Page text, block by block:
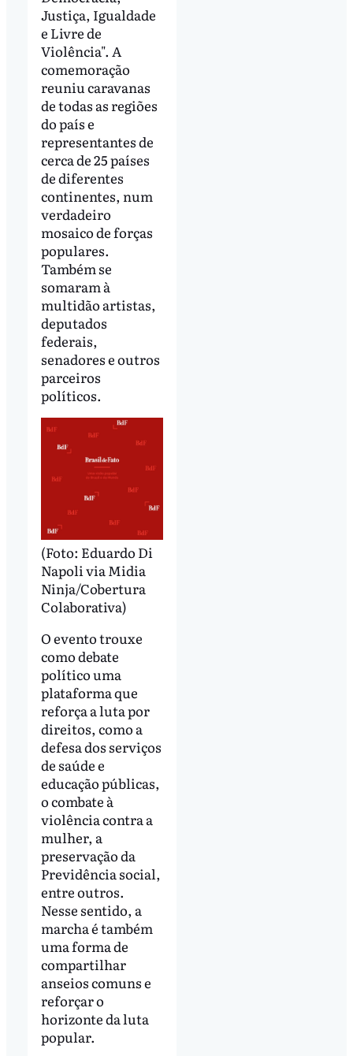
Justiça, Igualdade
e Livre de
Violência". A
comemoração
reuniu caravanas
de todas as regiões
do país e
representantes de
cerca de 25 países
de diferentes
continentes, num
verdadeiro
mosaico de forças
populares.
Também se
somaram à
multidão artistas,
deputados
federais,
senadores e outros
parceiros
políticos.
(Foto: Eduardo Di
Napoli via Midia
Ninja/Cobertura
Colaborativa)
O evento trouxe
como debate
político uma
plataforma que
reforça a luta por
direitos, como a
defesa dos serviços
de saúde e
educação públicas,
o combate à
violência contra a
mulher, a
preservação da
Previdência social,
entre outros.
Nesse sentido, a
marcha é também
uma forma de
compartilhar
anseios comuns e
reforçar o
horizonte da luta
popular.